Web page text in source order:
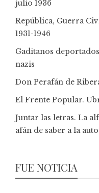
julio 1936
República, Guerra
1931-1946
Gaditanos
nazis
Don Perafán de
El Frente Popular.
Juntar las letras. La
afán de saber a la
FUE NOTICIA